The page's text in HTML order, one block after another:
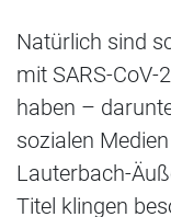
Natürlich sind
mit SARS-
haben –
sozialen
Lauterbach-
Titel klingen